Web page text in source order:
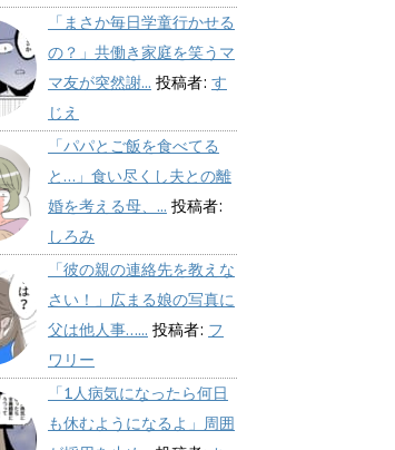
「まさか毎日学童行かせる
の？」共働き家庭を笑うマ
マ友が突然謝... 投稿者: す
じえ
「パパとご飯を食べてる
と…」食い尽くし夫との離
婚を考える母、... 投稿者:
しろみ
「彼の親の連絡先を教えな
さい！」広まる娘の写真に
父は他人事…... 投稿者: フ
ワリー
「1人病気になったら何日
も休むようになるよ」周囲